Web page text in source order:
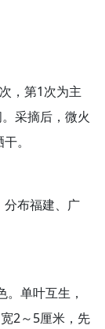
，第1次为主
采摘后，微火
。
分布福建、广
单叶互生，
2～5厘米，先